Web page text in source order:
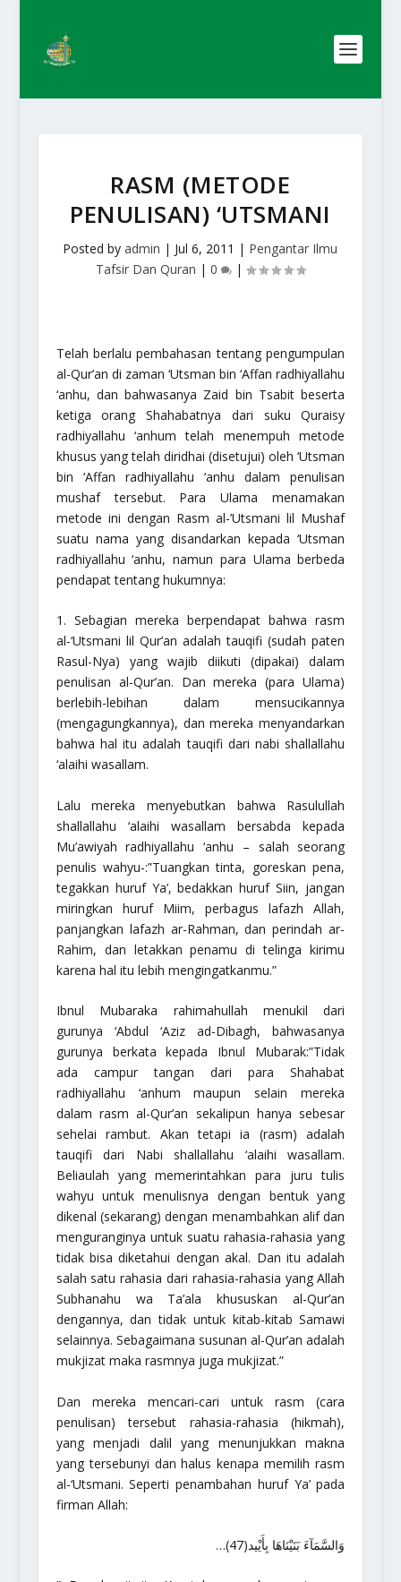
RASM (METODE
PENULISAN) ‘UTSMANI
Posted byadmin | Jul 6, 2011 | Pengantar Ilmu
Tafsir Dan Quran | 0 |
Telah berlalu pembahasan tentang pengumpulan
al-Qur’an di zaman ‘Utsman bin ‘Affanradhiyallahu
‘anhu, dan bahwasanya Zaid bin Tsabit beserta
ketiga orang Shahabatnya dari suku Quraisy
radhiyallahu ‘anhum telah menempuh metode
khusus yang telah diridhai (disetujui) oleh ‘Utsman
bin ‘Affan radhiyallahu ‘anhu dalam penulisan
mushaf tersebut. Para Ulama menamakan
metode ini dengan Rasm al-’Utsmani lil Mushaf
suatu nama yang disandarkan kepada ‘Utsman
radhiyallahu ‘anhu, namun para Ulama berbeda
pendapat tentang hukumnya:
1. Sebagian mereka berpendapat bahwarasm
al-‘Utsmani lil Qur’an adalahtauqifi (sudah paten
Rasul-Nya) yang wajib diikuti (dipakai) dalam
penulisan al-Qur’an. Dan mereka (para Ulama)
berlebih-lebihan dalam mensucikannya
(mengagungkannya), dan mereka menyandarkan
bahwa hal itu adalahtauqifi dari nabi shallallahu
‘alaihi wasallam.
Lalu mereka menyebutkan bahwa Rasulullah
shallallahu ‘alaihi wasallam bersabda kepada
Mu’awiyahradhiyallahu ‘anhu – salah seorang
penulis wahyu-:”Tuangkan tinta, goreskan pena,
tegakkan huruf Ya’, bedakkan huruf Siin, jangan
miringkan huruf Miim, perbagus lafazh Allah,
panjangkan lafazh ar-Rahman, dan perindah ar-
Rahim, dan letakkan penamu di telinga kirimu
karena hal itu lebih mengingatkanmu.”
Ibnul Mubaraka rahimahullah menukil dari
gurunya ‘Abdul ‘Aziz ad-Dibagh, bahwasanya
gurunya berkata kepada Ibnul Mubarak:”Tidak
ada campur tangan dari para Shahabat
radhiyallahu ‘anhum maupun selain mereka
dalam rasm al-Qur’an sekalipun hanya sebesar
sehelai rambut. Akan tetapi ia (rasm) adalah
tauqifi dari Nabi shallallahu ‘alaihi wasallam.
Beliaulah yang memerintahkan para juru tulis
wahyu untuk menulisnya dengan bentuk yang
dikenal (sekarang) dengan menambahkan alif dan
menguranginya untuk suatu rahasia-rahasia yang
tidak bisa diketahui dengan akal. Dan itu adalah
salah satu rahasia dari rahasia-rahasia yang Allah
Subhanahu wa Ta’ala khususkan al-Qur’an
dengannya, dan tidak untuk kitab-kitab Samawi
selainnya. Sebagaimana susunan al-Qur’an adalah
mukjizat maka rasmnya juga mukjizat.”
Dan mereka mencari-cari untukrasm (cara
penulisan) tersebut rahasia-rahasia (hikmah),
yang menjadi dalil yang menunjukkan makna
yang tersebunyi dan halus kenapa memilihrasm
al-‘Utsmani. Seperti penambahan huruf Ya’pada
firman Allah:
وَالسَّمَآءَ بَنَيْنَاهَا بِأَيْيد(47)…